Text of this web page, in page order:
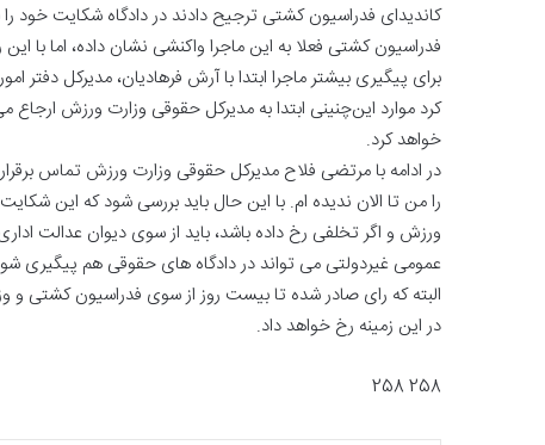
کاندیدای فدراسیون کشتی ترجیح دادند در دادگاه شکایت خود را
فدراسیون کشتی فعلا به این ماجرا واکنشی نشان داده، اما با
برای پیگیری بیشتر ماجرا ابتدا با آرش فرهادیان، مدیرکل
کرد موارد این‌چنینی ابتدا به مدیرکل حقوقی وزارت ورزش
خواهد کرد.
در ادامه با مرتضی فلاح مدیرکل حقوقی وزارت ورزش تماس
را من تا الان ندیده ام. با این حال باید بررسی شود که این
ورزش و اگر تخلفی رخ داده باشد، باید از سوی دیوان عدالت
عمومی غیردولتی می تواند در دادگاه های حقوقی هم پیگیری
البته که رای صادر شده تا بیست روز از سوی فدراسیون کشتی
در این زمینه رخ خواهد داد.
258 258